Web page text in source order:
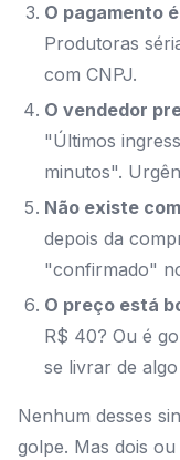
O pagamento
Produtoras
com CNPJ.
O vendedor
"Últimos
minutos".
Não existe
depois da
"confirmado"
O preço está
R$ 40? Ou é
se livrar de
Nenhum desses
golpe. Mas dois